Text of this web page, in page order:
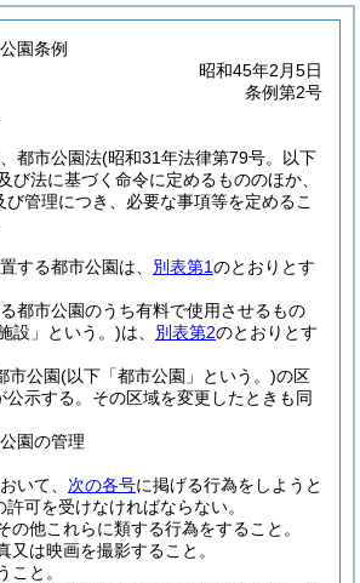
園条例
昭和45年2月5日
条例第2号
都市公園法(昭和31年法律第79号。以下
び法に基づく命令に定めるもののほか、
管理につき、必要な事項等を定めるこ
する都市公園は、 別表第1のとおりとす
都市公園のうち有料で使用させるもの
設」という。)は、 別表第2のとおりとす
市公園(以下「都市公園」という。)の区
示する。 その区域を変更したときも同
園の管理
いて、 次の各号に掲げる行為をしようと
可を受けなければならない。
の他これらに類する行為をすること。
又は映画を撮影すること。
こと。